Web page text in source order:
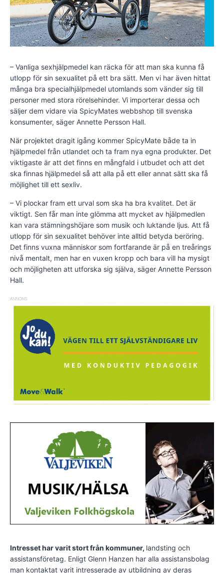
– Vanliga sexhjälpmedel kan räcka för att man ska kunna få
utlopp för sin sexualitet på ett bra sätt. Men vi har även hittat
många bra specialhjälpmedel utomlands som vänder sig till
personer med stora rörelsehinder. Vi importerar dessa och
säljer dem vidare via SpicyMates webbshop till svenska
konsumenter, säger Annette Persson Hall.
När projektet dragit igång kommer SpicyMate både ta in
hjälpmedel från utlandet och ta fram nya egna produkter. Det
viktigaste är att det finns en mångfald i utbudet och att det
ska finnas hjälpmedel så att alla på ett eller annat sätt ska få
möjlighet till ett sexliv.
– Vi plockar fram ett urval som ska ha bra kvalitet. Det är
viktigt. Sen får man inte glömma att mycket av hjälpmedlen
kan vara stämningshöjare som musik och luktande ljus. Att få
utlopp för sin sexualitet behöver inte alltid betyda beröring.
Det finns vuxna människor som fortfarande är på en treårings
nivå mentalt, men har en vuxen kropp och bara vill ha mysigt
och möjligheten att utforska sig själva, säger Annette Persson
Hall.
ANNONS
Intresset har varit stort från kommuner, landsting och
assistansföretag. Enligt Glenn Hanzen har alla assistansbolag
man kontaktat varit intresserade av utbildning av deras